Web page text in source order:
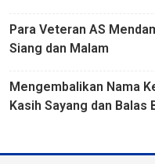
Para Veteran AS
Siang dan Malam
Mengembalikan Nama
Kasih Sayang dan Balas